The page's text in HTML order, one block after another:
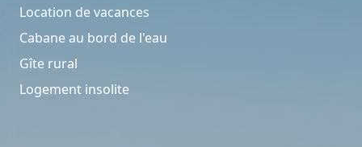
Location de vacances
Cabane au bord de l'eau
Gîte rural
Logement insolite